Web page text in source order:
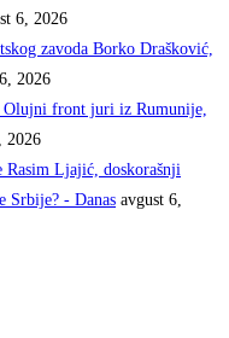
6, 2026
zavoda Borko Drašković,
2026
Olujni front juri iz Rumunije,
2026
Rasim Ljajić, doskorašnji
Srbije? - Danas avgust 6,